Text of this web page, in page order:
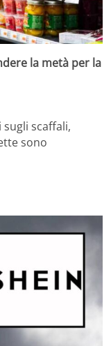
la metà per la
scaffali,
sono